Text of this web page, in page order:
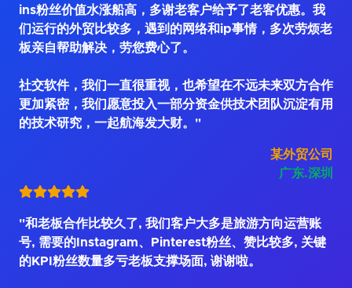
ins粉丝价值水涨船高，多谢老客户给予了老客优惠。我
们运行的外贸比较多，遇到的网络和ip事情，多次劳烦老
板亲自帮助解决，劳您费心了。
社交软件，我们一直很重视，也希望在不远未来双方合作
更加紧密，我们愿意投入一部分资金供技术团队沉淀有用
的技术研究，一起航海发大财。"
某外贸公司
广东.深圳
"和老板合作比较久了, 我们客户大多是旅游方向运营账
号, 需要的Instagram、Pinterest粉丝、赞比较多, 关键
的KPI粉丝数量多亏老板支撑场面, 谢谢啦。